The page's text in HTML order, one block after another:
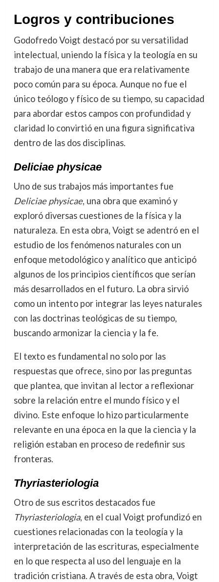
Logros y contribuciones
Godofredo Voigt destacó por su versatilidad
intelectual, uniendo la física y la teología en su
trabajo de una manera que era relativamente
poco común para su época. Aunque no fue el
único teólogo y físico de su tiempo, su capacidad
para abordar estos campos con profundidad y
claridad lo convirtió en una figura significativa
dentro de las dos disciplinas.
Deliciae physicae
Uno de sus trabajos más importantes fue
Deliciae physicae, una obra que examinó y
exploró diversas cuestiones de la física y la
naturaleza. En esta obra, Voigt se adentró en el
estudio de los fenómenos naturales con un
enfoque metodológico y analítico que anticipó
algunos de los principios científicos que serían
más desarrollados en el futuro. La obra sirvió
como un intento por integrar las leyes naturales
con las doctrinas teológicas de su tiempo,
buscando armonizar la ciencia y la fe.
El texto es fundamental no solo por las
respuestas que ofrece, sino por las preguntas
que plantea, que invitan al lector a reflexionar
sobre la relación entre el mundo físico y el
divino. Este enfoque lo hizo particularmente
relevante en una época en la que la ciencia y la
religión estaban en proceso de redefinir sus
fronteras.
Thyriasteriologia
Otro de sus escritos destacados fue
Thyriasteriologia, en el cual Voigt profundizó en
cuestiones relacionadas con la teología y la
interpretación de las escrituras, especialmente
en lo que respecta al uso del lenguaje en la
tradición cristiana. A través de esta obra, Voigt